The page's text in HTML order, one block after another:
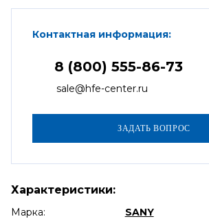
Контактная информация:
8 (800) 555-86-73
sale@hfe-center.ru
Характеристики:
Марка:
SANY